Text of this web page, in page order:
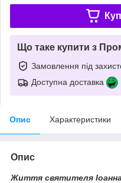
Що таке купити з
Замовлення під
Доступна доставка
Опис Характеристики
Опис
Життя святителя